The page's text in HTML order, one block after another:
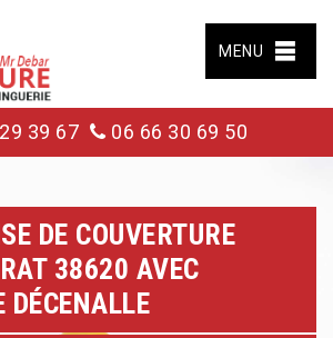
MENU
39 67 06 66 30 69 50
DE COUVERTURE
38620 AVEC
DÉCENALLE